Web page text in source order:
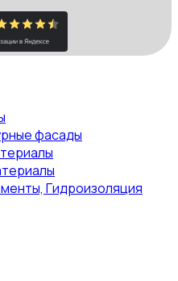
фасады
Гидроизоляция